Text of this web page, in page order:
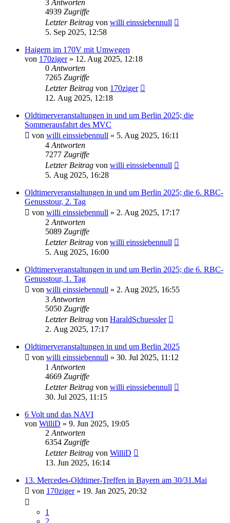
3 Antworten
4939 Zugriffe
Letzter Beitrag von willi einssiebennull
5. Sep 2025, 12:58
Haigern im 170V mit Umwegen
von 170ziger» 12. Aug 2025, 12:18
0 Antworten
7265 Zugriffe
Letzter Beitrag von 170ziger
12. Aug 2025, 12:18
Oldtimerveranstaltungen in und um Berlin 2025; die
Sommerausfahrt des MVC
von willi einssiebennull » 5. Aug 2025, 16:11
4 Antworten
7277 Zugriffe
Letzter Beitrag von willi einssiebennull
5. Aug 2025, 16:28
Oldtimerveranstaltungen in und um Berlin 2025; die 6. RBC-
Genusstour, 2. Tag
von willi einssiebennull » 2. Aug 2025, 17:17
2 Antworten
5089 Zugriffe
Letzter Beitrag von willi einssiebennull
5. Aug 2025, 16:00
Oldtimerveranstaltungen in und um Berlin 2025; die 6. RBC-
Genusstour, 1. Tag
von willi einssiebennull » 2. Aug 2025, 16:55
3 Antworten
5050 Zugriffe
Letzter Beitrag von HaraldSchuessler
2. Aug 2025, 17:17
Oldtimerveranstaltungen in und um Berlin 2025
von willi einssiebennull » 30. Jul 2025, 11:12
1 Antworten
4669 Zugriffe
Letzter Beitrag von willi einssiebennull
30. Jul 2025, 11:15
6 Volt und das NAVI
von WilliD » 9. Jun 2025, 19:05
2 Antworten
6354 Zugriffe
Letzter Beitrag von WilliD
13. Jun 2025, 16:14
13. Mercedes-Oldtimer-Treffen in Bayern am 30/31.Mai
von 170ziger» 19. Jan 2025, 20:32
1
2